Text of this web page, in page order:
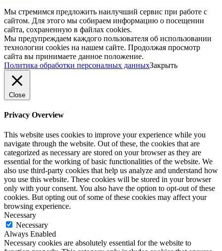
Мы стремимся предложить наилучший сервис при работе с
сайтом. Для этого мы собираем информацию о посещении
сайта, сохраненную в файлах cookies.
Мы предупреждаем каждого пользователя об использовании
технологии cookies на нашем сайте. Продолжая просмотр
сайта вы принимаете данное положение.
Политика обработки персоналных данныхЗакрыть
Close
Privacy Overview
This website uses cookies to improve your experience while you
navigate through the website. Out of these, the cookies that are
categorized as necessary are stored on your browser as they are
essential for the working of basic functionalities of the website. We
also use third-party cookies that help us analyze and understand how
you use this website. These cookies will be stored in your browser
only with your consent. You also have the option to opt-out of these
cookies. But opting out of some of these cookies may affect your
browsing experience.
Necessary
Necessary
Always Enabled
Necessary cookies are absolutely essential for the website to